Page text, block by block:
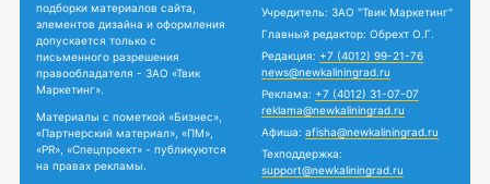
подборки материалов сайта,
элементов дизайна и оформления
допускается только с
письменного разрешения
правообладателя - ЗАО «Твик
Маркетинг».
Материалы с пометкой «Бизнес»,
«Партнерский материал», «ПМ»,
«PR», «Спецпроект» - публикуются
на правах рекламы.
Учредитель: ЗАО "Твик Маркетинг"
Главный редактор: Обрехт О.Г.
Редакция: +7 (4012) 99-21-76
news@newkaliningrad.ru
Реклама: +7 (4012) 31-07-07
reklama@newkaliningrad.ru
Афиша: afisha@newkaliningrad.ru
Техподдержка:
support@newkaliningrad.ru